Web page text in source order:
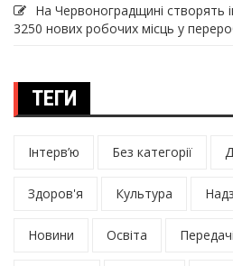
На Червоноградщині створять
3250 нових робочих місць у
ТЕГИ
Інтерв’ю Без категорії
Здоров'я Культура
Новини Освіта Передачі